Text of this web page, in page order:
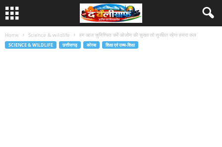
Home Science & wildlife हम आज सुनिश्चित करें ओजोन की सुरक्षा तो सुरक्षित रहेगा हमारा कल
SCIENCE & WILDLIFE छत्तीसगढ़ कोरबा शिक्षा एवं उच्च-शिक्षा